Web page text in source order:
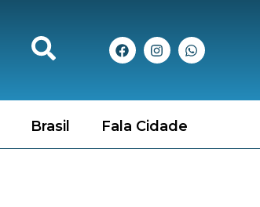
Brasil Fala Cidade